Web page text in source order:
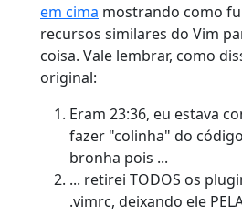
em cima mostrando como
recursos similares do Vim
coisa. Vale lembrar, como
original:
Eram 23:36, eu estava
fazer "colinha" do
bronha pois ...
... retirei TODOS os
.vimrc, deixando ele